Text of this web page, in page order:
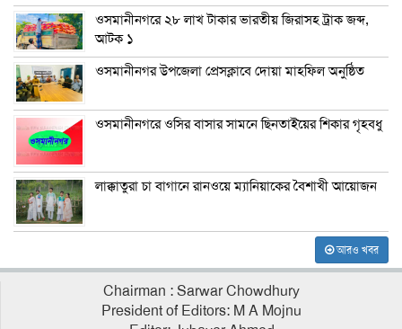
ওসমানীনগরে ২৮ লাখ টাকার ভারতীয় জিরাসহ ট্রাক জব্দ,
আটক ১
ওসমানীনগর উপজেলা প্রেসক্লাবে দোয়া মাহফিল অনুষ্ঠিত
ওসমানীনগরে ওসির বাসার সামনে ছিনতাইয়ের শিকার গৃহবধু
লাক্কাতুরা চা বাগানে রানওয়ে ম্যানিয়াকের বৈশাখী আয়োজন
আরও খবর
Chairman : Sarwar Chowdhury
President of Editors: M A Mojnu